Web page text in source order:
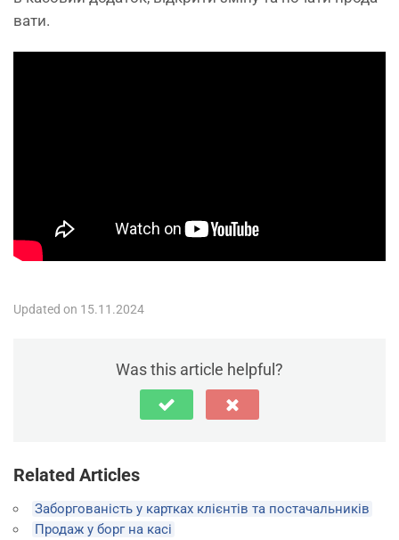
вати.
Updated on 15.11.2024
Was this article helpful?
Related Articles
Заборгованість у картках клієнтів та постачальників
Продаж у борг на касі